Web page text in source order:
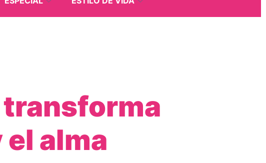
transforma
el alma